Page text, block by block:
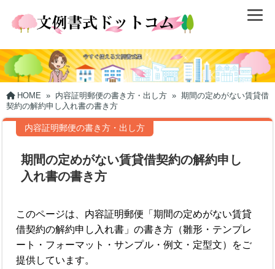
HOME » 内容証明郵便の書き方・出し方 » 期間の定めがない賃貸借
契約の解約申し入れ書の書き方
内容証明郵便の書き方・出し方
期間の定めがない賃貸借契約の解約申し
入れ書の書き方
このページは、内容証明郵便「期間の定めがない賃貸
借契約の解約申し入れ書」の書き方（雛形・テンプレ
ート・フォーマット・サンプル・例文・定型文）をご
提供しています。